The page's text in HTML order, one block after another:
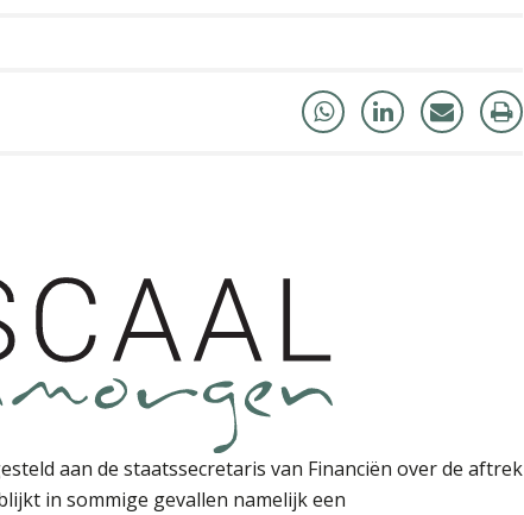
aan de staatssecretaris van Financiën over de aftrek
in sommige gevallen namelijk een